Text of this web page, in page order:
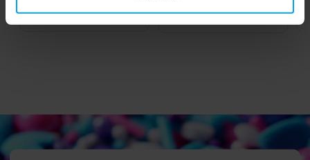
TOEVOEGEN